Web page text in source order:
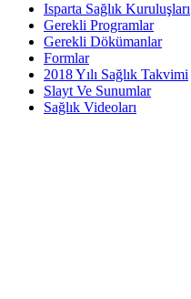
Isparta Sağlık Kuruluşları
Gerekli Programlar
Gerekli Dökümanlar
Formlar
2018 Yılı Sağlık Takvimi
Slayt Ve Sunumlar
Sağlık Videoları